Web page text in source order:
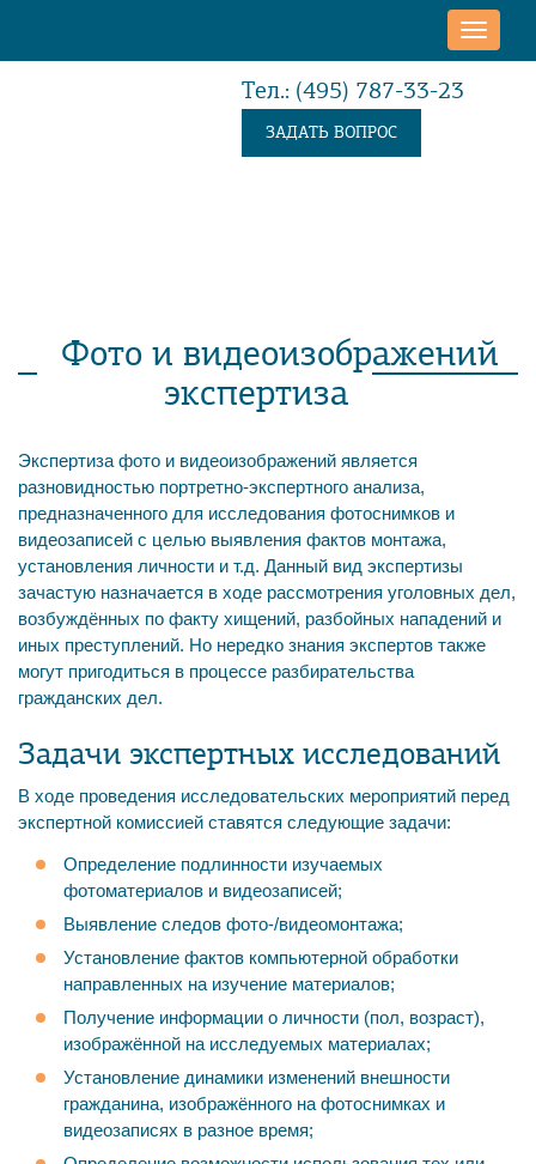
Toggle
Тел.: (495) 787-33-23
ЗАДАТЬ ВОПРОС
Фото и видеоизображений
экспертиза
Экспертиза фото и видеоизображений является
разновидностью портретно-экспертного анализа,
предназначенного для исследования фотоснимков и
видеозаписей с целью выявления фактов монтажа,
установления личности и т.д. Данный вид экспертизы
зачастую назначается в ходе рассмотрения уголовных дел,
возбуждённых по факту хищений, разбойных нападений и
иных преступлений. Но нередко знания экспертов также
могут пригодиться в процессе разбирательства
гражданских дел.
Задачи экспертных исследований
В ходе проведения исследовательских мероприятий перед
экспертной комиссией ставятся следующие задачи:
Определение подлинности изучаемых
фотоматериалов и видеозаписей;
Выявление следов фото-/видеомонтажа;
Установление фактов компьютерной обработки
направленных на изучение материалов;
Получение информации о личности (пол, возраст),
изображённой на исследуемых материалах;
Установление динамики изменений внешности
гражданина, изображённого на фотоснимках и
видеозаписях в разное время;